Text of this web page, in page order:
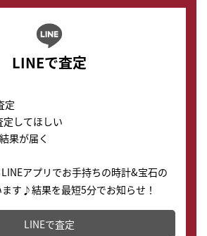
LINEで査定
定
定してほしい
果が届く
アプリでお手持ちの時計&宝石の
す♪結果を最短5分でお知らせ！
査定金額を知ることが出来ます。
LINEで査定